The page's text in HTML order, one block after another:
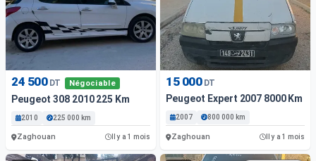
24 500 DT Négociable
Peugeot 308 2010 225 Km
2010 225 000 km
Zaghouan Il y a 1 mois
15 000 DT
Peugeot Expert 2007 8000 Km
2007 800 000 km
Zaghouan Il y a 1 mois